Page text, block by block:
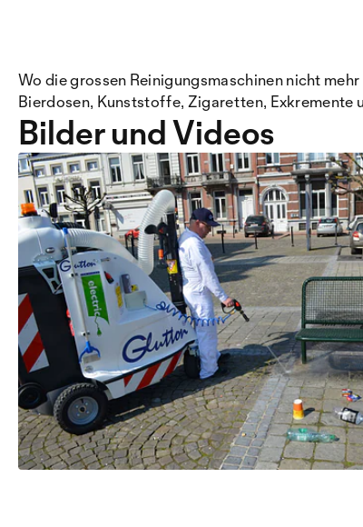
Wo die grossen Reinigungsmaschinen nicht
Bierdosen, Kunststoffe, Zigaretten, Exkremente
Bilder und Videos